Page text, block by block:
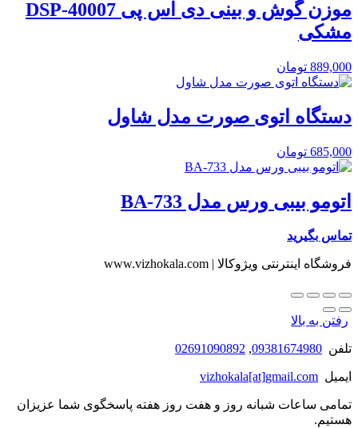
موزن گوش و بینی دی اس پی DSP-40007
مشکی
889,000 تومان
دستگاه اتوی صورت مدل شاول
685,000 تومان
اتومو بیبی ورس مدل BA-733
تماس بگیرید
فروشگاه اینترنتی ویژوکالا | www.vizhokala.com
رفتن به بالا
تلفن 09381674980
,
02691090892
ایمیل vizhokala[at]gmail.com
تمامی ساعات شبانه روز و هفت روز هفته پاسخگوی شما عزیزان
هستیم.